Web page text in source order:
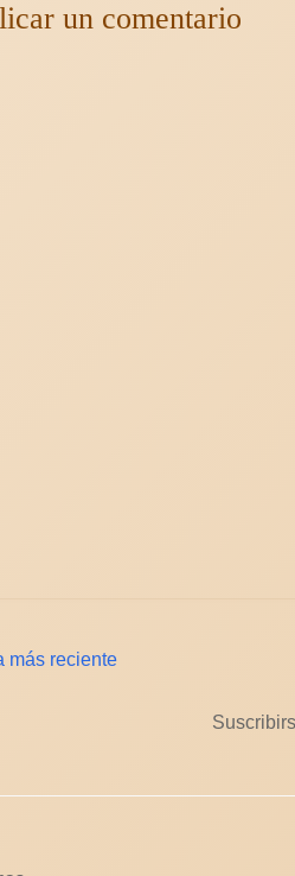
un comentario
más reciente